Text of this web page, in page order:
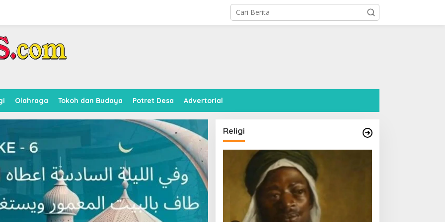
Olahraga Tokoh dan Budaya Potret Desa Advertorial
Religi